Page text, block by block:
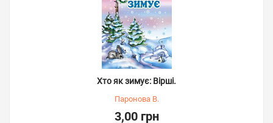
Хто як зимує: Вірші.
Паронова В.
3,00 грн